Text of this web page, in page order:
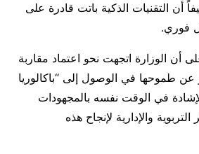
أن التقنيات الذكية باتت قادرة على
فوري.
أن الوزارة اتجهت نحو اعتماد مقاربة
عن طموحها في الوصول إلى “باكالوريا
في الوقت نفسه بالمجهودات
التربوية والإدارية لإنجاح هذه